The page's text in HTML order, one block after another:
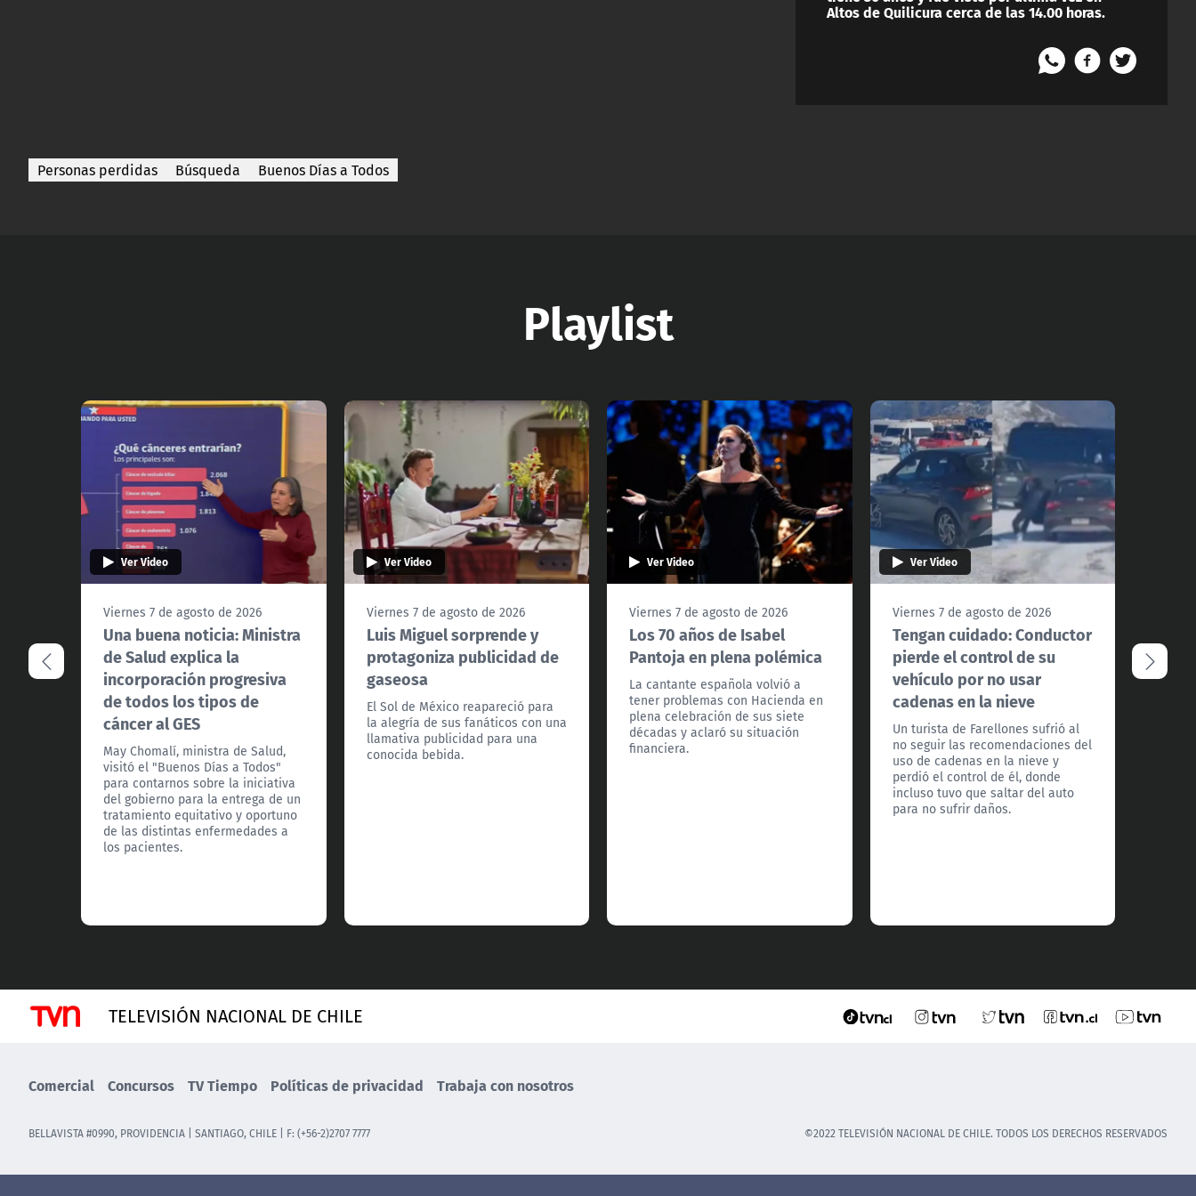
Altos de Quilicura cerca de las 14.00 horas.
Personas perdidas Búsqueda Buenos Días a Todos
Playlist
Ver Video
Viernes 7 de agosto de 2026
Una buena noticia: Ministra
de Salud explica la
incorporación progresiva
de todos los tipos de
cáncer al GES
May Chomalí, ministra de Salud,
visitó el "Buenos Días a Todos"
para contarnos sobre la iniciativa
del gobierno para la entrega de un
tratamiento equitativo y oportuno
de las distintas enfermedades a
los pacientes.
Ver Video
Viernes 7 de agosto de 2026
Luis Miguel sorprende y
protagoniza publicidad de
gaseosa
El Sol de México reapareció para
la alegría de sus fanáticos con una
llamativa publicidad para una
conocida bebida.
Ver Video
Viernes 7 de agosto de 2026
Los 70 años de Isabel
Pantoja en plena polémica
La cantante española volvió a
tener problemas con Hacienda en
plena celebración de sus siete
décadas y aclaró su situación
financiera.
Ver Video
Viernes 7 de agosto de 2026
Tengan cuidado: Conductor
pierde el control de su
vehículo por no usar
cadenas en la nieve
Un turista de Farellones sufrió al
no seguir las recomendaciones del
uso de cadenas en la nieve y
perdió el control de él, donde
incluso tuvo que saltar del auto
para no sufrir daños.
TELEVISIÓN NACIONAL DE CHILE
Comercial Concursos TV Tiempo Políticas de privacidad Trabaja con nosotros
BELLAVISTA #0990, PROVIDENCIA | SANTIAGO, CHILE | F: (+56-2)2707 7777 ©2022 TELEVISIÓN NACIONAL DE CHILE. TODOS LOS DERECHOS RESERVADOS